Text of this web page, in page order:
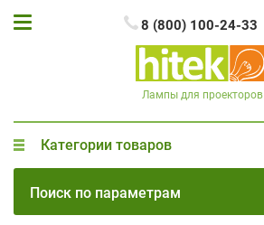
8 (800) 100-24-33
Лампы для проекторов
Категории товаров
Поиск по параметрам